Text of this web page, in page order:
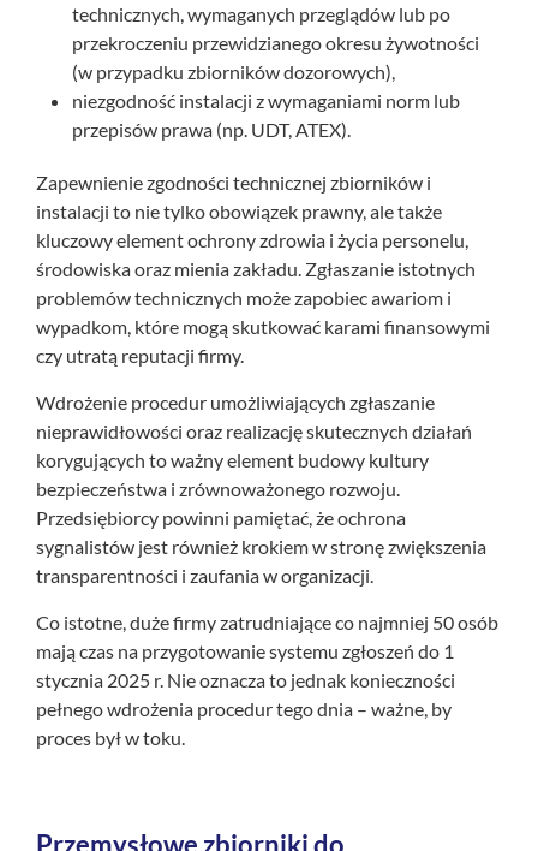
technicznych, wymaganych przeglądów lub po
przekroczeniu przewidzianego okresu żywotności
(w przypadku zbiorników dozorowych),
niezgodność instalacji z wymaganiami norm lub
przepisów prawa (np. UDT, ATEX).
Zapewnienie zgodności technicznej zbiorników i
instalacji to nie tylko obowiązek prawny, ale także
kluczowy element ochrony zdrowia i życia personelu,
środowiska oraz mienia zakładu. Zgłaszanie istotnych
problemów technicznych może zapobiec awariom i
wypadkom, które mogą skutkować karami finansowymi
czy utratą reputacji firmy.
Wdrożenie procedur umożliwiających zgłaszanie
nieprawidłowości oraz realizację skutecznych działań
korygujących to ważny element budowy kultury
bezpieczeństwa i zrównoważonego rozwoju.
Przedsiębiorcy powinni pamiętać, że ochrona
sygnalistów jest również krokiem w stronę zwiększenia
transparentności i zaufania w organizacji.
Co istotne, duże firmy zatrudniające co najmniej 50 osób
mają czas na przygotowanie systemu zgłoszeń do 1
stycznia 2025 r. Nie oznacza to jednak konieczności
pełnego wdrożenia procedur tego dnia – ważne, by
proces był w toku.
Przemysłowe zbiorniki do